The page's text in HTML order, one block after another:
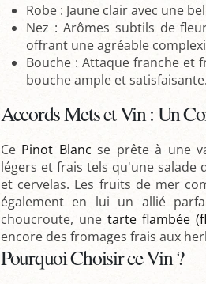
Robe : Jaune clair avec une
Nez : Arômes subtils de
offrant une agréable
Bouche : Attaque franche et
bouche ample et satisfaisante.
Accords Mets et Vin : Un
Ce Pinot Blanc se prête à une
légers et frais tels qu'une salade
et cervelas. Les fruits de mer
également en lui un allié
choucroute, une tarte flambée
encore des fromages frais aux
Pourquoi Choisir ce Vin ?